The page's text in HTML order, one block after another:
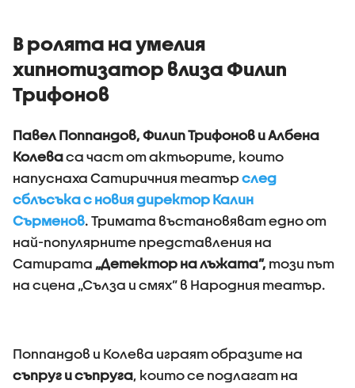
В ролята на умелия
хипнотизатор влиза Филип
Трифонов
Павел Поппандов, Филип Трифонов и Албена
Колеваса част от актьорите, които
напуснаха Сатиричния театърслед
сблъсъка с новия директор Калин
Сърменов. Тримата въстановяват едно от
най-популярните представления на
Сатирата „Детектор на лъжата”, този път
на сцена „Сълза и смях” в Народния театър.
Поппандов и Колева играят образите на
съпруг и съпруга, които се подлагат на